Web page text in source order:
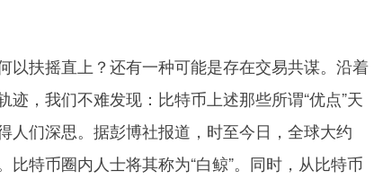
扶摇直上？还有一种可能是存在交易共谋。沿着
，我们不难发现：比特币上述那些所谓“优点”天
人们深思。据彭博社报道，时至今日，全球大约
特币圈内人士将其称为“白鲸”。同时，从比特币